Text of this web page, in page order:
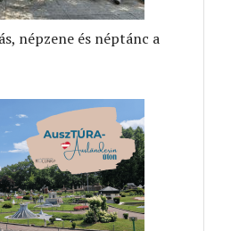
népzene és néptánc a